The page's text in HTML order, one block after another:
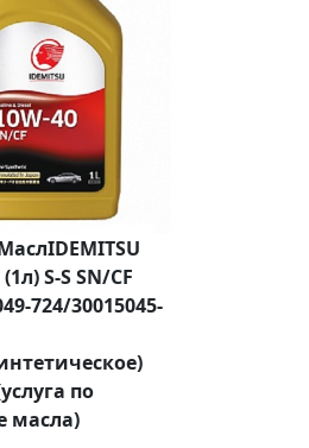
[3]
[4]
[1]
[4]
[1]
[1]
S-S SN/CF
724/30015045-
по
масла)